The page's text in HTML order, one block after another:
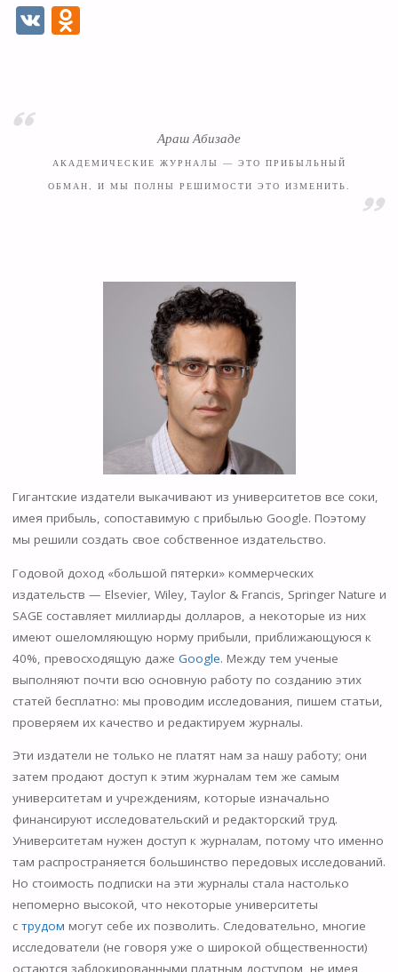
V O
as
s
Араш Абизаде
АКАДЕМИЧЕСКИЕ ЖУРНАЛЫ — ЭТО ПРИБЫЛЬНЫЙ
ОБМАН, И МЫ ПОЛНЫ РЕШИМОСТИ ЭТО ИЗМЕНИТЬ.
Гигантские издатели выкачивают из университетов все соки,
имея прибыль, сопоставимую с прибылью Google. Поэтому
мы решили создать свое собственное издательство.
Годовой доход «большой пятерки» коммерческих
издательств — Elsevier, Wiley, Taylor & Francis, Springer Nature и
SAGE составляет миллиарды долларов, а некоторые из них
имеют ошеломляющую норму прибыли, приближающуюся к
40%, превосходящую даже Google. Между тем ученые
выполняют почти всю основную работу по созданию этих
статей бесплатно: мы проводим исследования, пишем статьи,
проверяем их качество и редактируем журналы.
Эти издатели не только не платят нам за нашу работу; они
затем продают доступ к этим журналам тем же самым
университетам и учреждениям, которые изначально
финансируют исследовательский и редакторский труд.
Университетам нужен доступ к журналам, потому что именно
там распространяется большинство передовых исследований.
Но стоимость подписки на эти журналы стала настолько
непомерно высокой, что некоторые университеты
с трудом могут себе их позволить. Следовательно, многие
исследователи (не говоря уже о широкой общественности)
остаются заблокированными платным доступом, не имея